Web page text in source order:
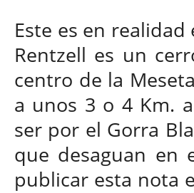
Este es en realidad
Rentzell es un
centro de la
a unos 3 o 4 Km.
ser por el Gorra
que desaguan en
publicar esta nota